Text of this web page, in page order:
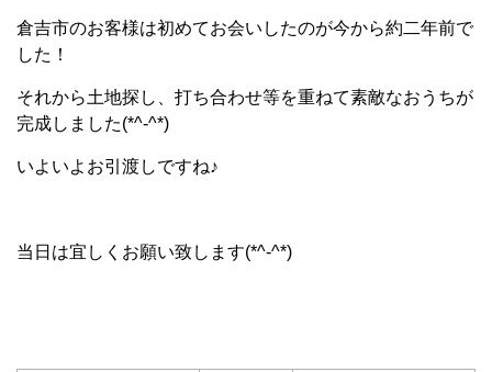
倉吉市のお客様は初めてお会いしたのが今から約二年前で
した！
それから土地探し、打ち合わせ等を重ねて素敵なおうちが
完成しました(*^-^*)
いよいよお引渡しですね♪
当日は宜しくお願い致します(*^-^*)